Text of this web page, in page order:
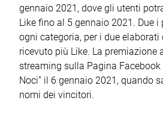
gennaio 2021, dove gli utenti
Like fino al 5 gennaio 2021. Due
ogni categoria, per i due elaborati
ricevuto più Like. La premiazione
streaming sulla Pagina
Noci” il 6 gennaio 2021, quando
nomi dei vincitori.